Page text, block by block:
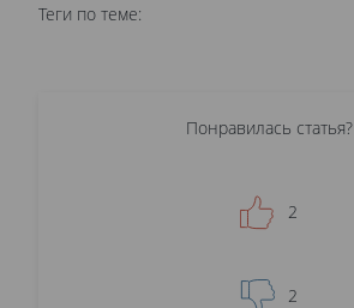
Теги по теме:
Понравилась статья?
2
2